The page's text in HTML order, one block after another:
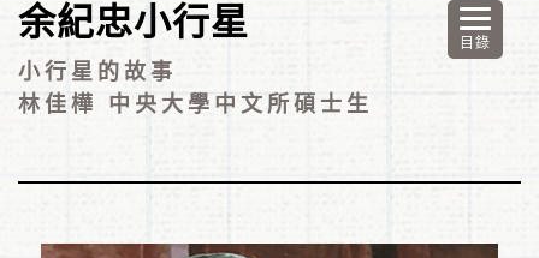
余紀忠小行星
小行星的故事
林佳樺 中央大學中文所碩士生